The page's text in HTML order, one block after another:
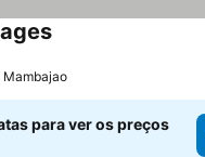
Mambajao
para ver os preços